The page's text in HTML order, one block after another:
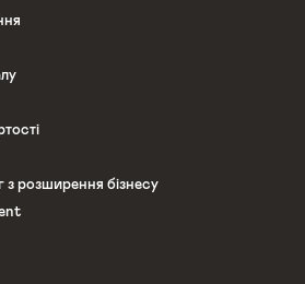
з розширення бізнесу